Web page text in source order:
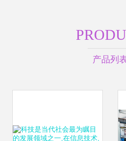
产品列